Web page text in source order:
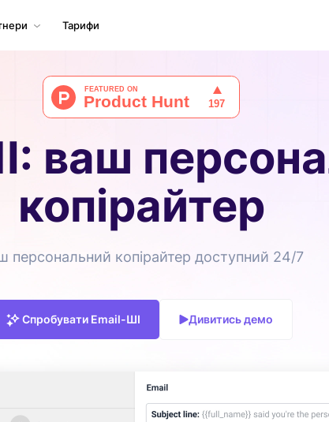
Тарифи
ваш
копірайтер
персональний копірайтер доступний 24/7
Спробувати Email-ШІ Дивитись демо